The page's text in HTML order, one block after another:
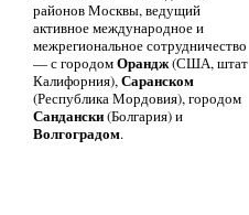
районов Москвы, ведущий
активное международное и
межрегиональное сотрудничество
— с городомОрандж(США, штат
Калифорния),Саранском
(Республика Мордовия), городом
Сандански(Болгария) и
Волгоградом.